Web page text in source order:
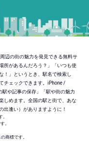
辺の街の魅力を発見できる無料サ
所があるんだろう？」「いつも使
！」というとき、駅名で検索し
チェックできます。iPhone /
や記事の保存」「駅や街の魅力
しめます。全国の駅と街で、あな
出逢い）がありますように！
。
。
商標です。